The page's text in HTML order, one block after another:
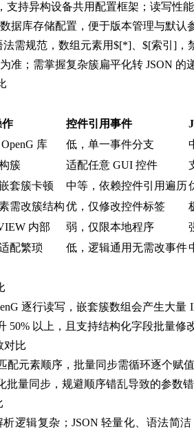
支持异构设备共用配置框架；读写性
据库存储配置，便于版本管理与默认
法需规范，数组元素用$[*]、$[索引]
准；需掌握复杂簇扁平化转 JSON 的
作 控件引用事件
库 低，单一事件分支
簇 适配任意 GUI 控件
套簇卡顿 中等，依赖控件引用遍历
需改簇结构优，仅修改控件标签
内部 弱，仅限本地程序
配繁琐 低，逻辑通用无需改事件
逐行读写，嵌套簇数组会产生大
50% 以上，且支持结构化字段批量
对比
配元素顺序，批量同步需循环逐个赋
批量同步，规避顺序错乱导致的参数
逻辑复杂；JSON 轻量化、语法简